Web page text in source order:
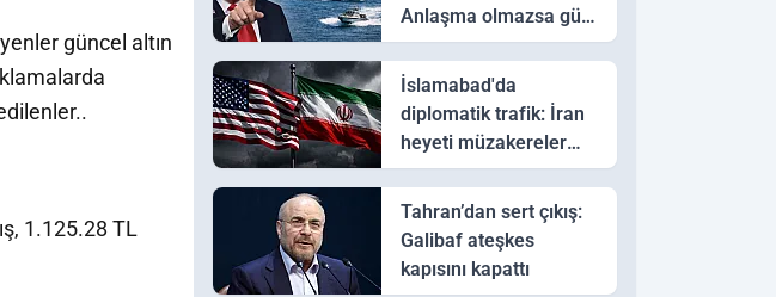
güncel altın
1.125.28 TL
Anlaşma olmazsa güç
kullanırız
İslamabad'da
diplomatik trafik: İran
heyeti müzakereler
için Pakistan'a ulaştı
Tahran’dan sert çıkış:
Galibaf ateşkes
kapısını kapattı